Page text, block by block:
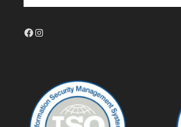
Facebook
Instagram